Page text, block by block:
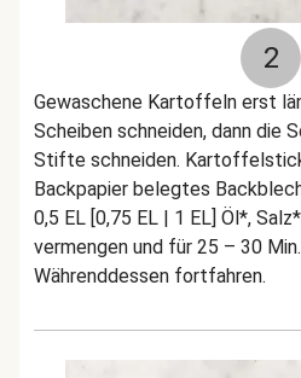
2
Gewaschene Kartoffeln erst
Scheiben schneiden, dann die
Stifte schneiden.
Backpapier belegtes
0,5 EL [0,75 EL | 1 EL] Öl*,
vermengen und für 25 – 30
Währenddessen fortfahren.